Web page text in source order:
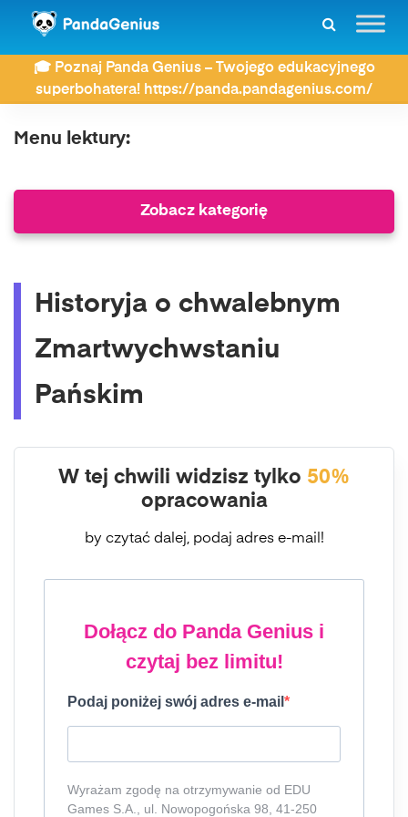
🎓 Poznaj Panda Genius – Twojego edukacyjnego
superbohatera! https://panda.pandagenius.com/
ZDAY Lektury Szkoła średnia Klasa 1
Historyja o chwalebnym Zmartwychwstaniu Pańskim
Menu lektury:
Zobacz kategorię
Historyja o chwalebnym
Zmartwychwstaniu
Pańskim
W tej chwili widzisz tylko 50%
opracowania
by czytać dalej, podaj adres e-mail!
Dołącz do Panda Genius i
czytaj bez limitu!
Podaj poniżej swój adres e-mail
Wyrażam zgodę na otrzymywanie od EDU
Games S.A., ul. Nowopogońska 98, 41-250